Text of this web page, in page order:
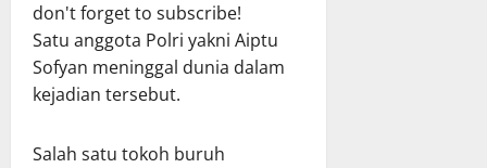
don't forget to subscribe!
Satu anggota Polri yakni Aiptu
Sofyan meninggal dunia dalam
kejadian tersebut.
Salah satu tokoh buruh